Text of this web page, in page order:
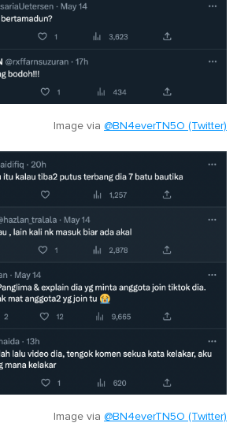
Image via @BN4everTN5O (Twitter)
Image via @BN4everTN5O (Twitter)